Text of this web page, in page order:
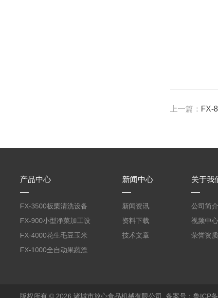
上一篇： FX-
产品中心
FX-3500板栗清洗设备
全自动气泡清洗机
FX-900小型净菜加工设
备野菜清洗机
FX-4000花生毛豆玉米
蒸煮漂烫机
FX-1000全自动果蔬漂
新闻中心
新闻资讯
资料下载
技术文章
关于我
公司简介
视频中心
荣誉资质
版权所有 © 2026 诸城市放心食品机械有限公司 备案号：鲁ICP